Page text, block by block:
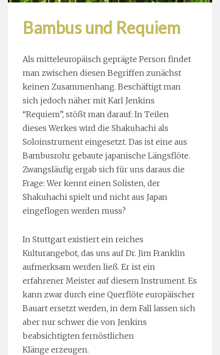
Bambus und Requiem
Als mitteleuropäisch geprägte Person findet
man zwischen diesen Begriffen zunächst
keinen Zusammenhang. Beschäftigt man
sich jedoch näher mit Karl Jenkins
“Requiem”, stößt man darauf: In Teilen
dieses Werkes wird die Shakuhachi als
Soloinstrument eingesetzt. Das ist eine aus
Bambusrohr gebaute japanische Längsflöte.
Zwangsläufig ergab sich für uns daraus die
Frage: Wer kennt einen Solisten, der
Shakuhachi spielt und nicht aus Japan
eingeflogen werden muss?
In Stuttgart existiert ein reiches
Kulturangebot, das uns auf Dr. Jim Franklin
aufmerksam werden ließ. Er ist ein
erfahrener Meister auf diesem Instrument. Es
kann zwar durch eine Querflöte europäischer
Bauart ersetzt werden, in dem Fall lassen sich
aber nur schwer die von Jenkins
beabsichtigten fernöstlichen
Klänge erzeugen.